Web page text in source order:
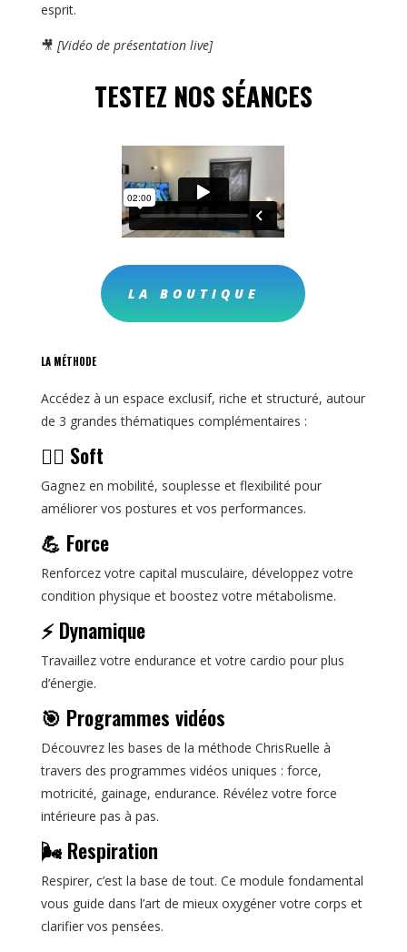
esprit.
🎥 [Vidéo de présentation live]
TESTEZ NOS SÉANCES
LA BOUTIQUE
LA MÉTHODE
Accédez à un espace exclusif, riche et structuré, autour
de 3 grandes thématiques complémentaires :
🧘‍♀️ Soft
Gagnez en mobilité, souplesse et flexibilité pour
améliorer vos postures et vos performances.
💪 Force
Renforcez votre capital musculaire, développez votre
condition physique et boostez votre métabolisme.
⚡ Dynamique
Travaillez votre endurance et votre cardio pour plus
d’énergie.
🎯 Programmes vidéos
Découvrez les bases de la méthode ChrisRuelle à
travers des programmes vidéos uniques : force,
motricité, gainage, endurance. Révélez votre force
intérieure pas à pas.
🌬️ Respiration
Respirer, c’est la base de tout. Ce module fondamental
vous guide dans l’art de mieux oxygéner votre corps et
clarifier vos pensées.